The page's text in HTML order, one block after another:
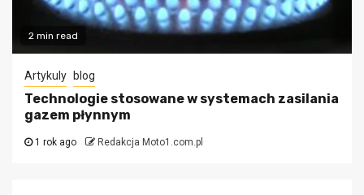
2 min read
Artykuly blog
Technologie stosowane w systemach zasilania
gazem płynnym
1 rok ago Redakcja Moto1.com.pl